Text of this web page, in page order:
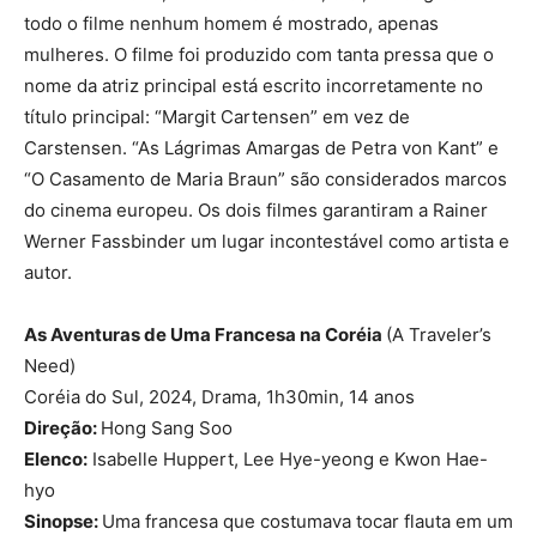
todo o filme nenhum homem é mostrado, apenas
mulheres. O filme foi produzido com tanta pressa que o
nome da atriz principal está escrito incorretamente no
título principal: “Margit Cartensen” em vez de
Carstensen. “As Lágrimas Amargas de Petra von Kant” e
“O Casamento de Maria Braun” são considerados marcos
do cinema europeu. Os dois filmes garantiram a Rainer
Werner Fassbinder um lugar incontestável como artista e
autor.
As Aventuras de Uma Francesa na Coréia (A Traveler’s
Need)
Coréia do Sul, 2024, Drama, 1h30min, 14 anos
Direção: Hong Sang Soo
Elenco: Isabelle Huppert, Lee Hye-yeong e Kwon Hae-
hyo
Sinopse: Uma francesa que costumava tocar flauta em um